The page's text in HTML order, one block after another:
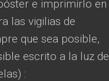
e imprimirlo en
las vigilias de
que sea posible,
escrito a la luz de
: